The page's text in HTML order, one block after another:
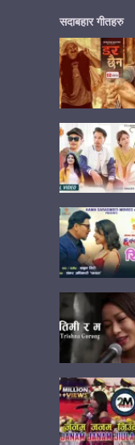
सदाबहार गीतहरु